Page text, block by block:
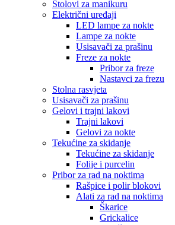
Stolovi za manikuru
Električni uređaji
LED lampe za nokte
Lampe za nokte
Usisavači za prašinu
Freze za nokte
Pribor za freze
Nastavci za frezu
Stolna rasvjeta
Usisavači za prašinu
Gelovi i trajni lakovi
Trajni lakovi
Gelovi za nokte
Tekućine za skidanje
Tekućine za skidanje
Folije i purcelin
Pribor za rad na noktima
Rašpice i polir blokovi
Alati za rad na noktima
Škarice
Grickalice